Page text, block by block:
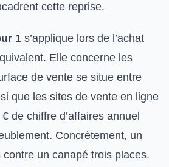
cette reprise.
1 s’applique lors de l’achat
Elle concerne les
de vente se situe entre
que les sites de vente en ligne
de chiffre d’affaires annuel
Concrètement, un
un canapé trois places.